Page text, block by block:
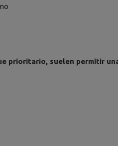
prioritario, suelen permitir